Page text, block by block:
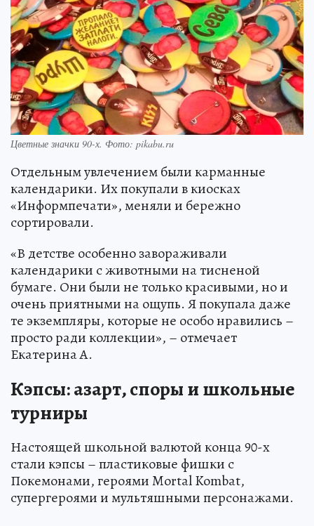
Цветные значки 90-х. Фото: pikabu.ru
Отдельным увлечением были карманные
календарики. Их покупали в киосках
«Информпечати», меняли и бережно
сортировали.
«В детстве особенно завораживали
календарики с животными на тисненой
бумаге. Они были не только красивыми, но и
очень приятными на ощупь. Я покупала даже
те экземпляры, которые не особо нравились –
просто ради коллекции», – отмечает
Екатерина А.
Кэпсы: азарт, споры и школьные
турниры
Настоящей школьной валютой конца 90-х
стали кэпсы – пластиковые фишки с
Покемонами, героями Mortal Kombat,
супергероями и мультяшными персонажами.